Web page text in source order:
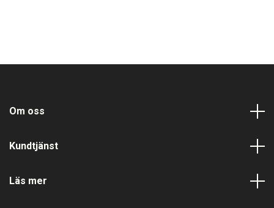
Om oss
Kundtjänst
Läs mer